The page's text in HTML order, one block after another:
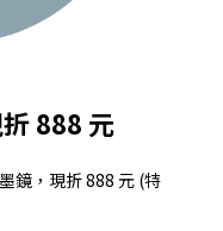
888 元
鏡，現折 888 元 (特